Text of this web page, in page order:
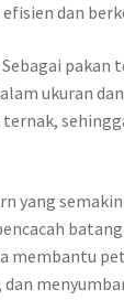
dan
pakan
ukuran
yang
membantu